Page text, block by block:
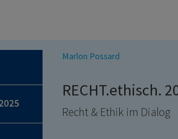
Marlon Possard
RECHT.ethisch.
Recht & Ethik im Dialog